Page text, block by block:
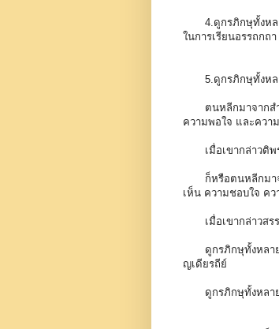
4 .ดูกรภิกษุทั้งห
ในการเรียนอรรถก
5 .ดูกรภิกษุทั้งห
ตนหลีกมาจากส
ความพอใจ และควา
เมื่อเขากล่าวติ
ก็หรือตนหลีกมา
เห็น ความชอบใจ ค
เมื่อเขากล่าวส
ดูกรภิกษุทั้งหลา
ญเดียรถีย์
ดูกรภิกษุทั้งหลา